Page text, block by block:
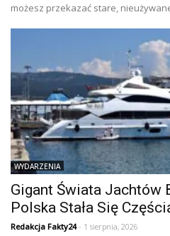
możesz przekazać stare,
WYDARZENIA
Gigant Świata Jachtów
Polska Stała Się
Redakcja Fakty24- 1 sierpnia, 2026